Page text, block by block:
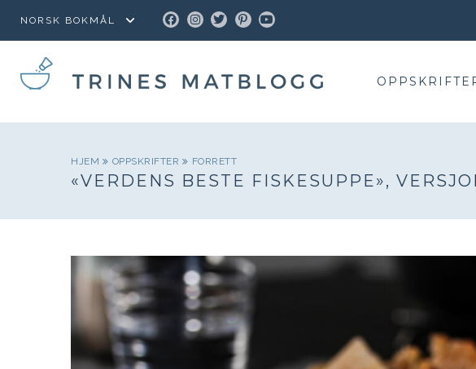
FACEBOOK
INSTAGRAM
TWITTER
PINTEREST
YOUTUBE
HJEM OPPSKRIFTER FORRETT
«VERDENS BESTE FISKESUPPE»,